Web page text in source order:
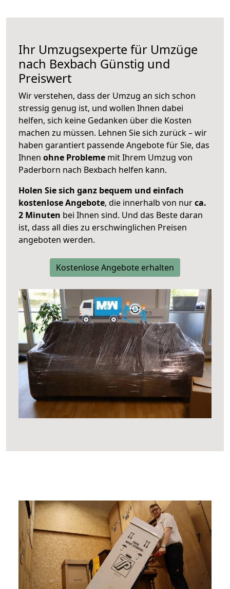
Ihr Umzugsexperte für Umzüge
nach Bexbach Günstig und
Preiswert
Wir verstehen, dass der Umzug an sich schon
stressig genug ist, und wollen Ihnen dabei
helfen, sich keine Gedanken über die Kosten
machen zu müssen. Lehnen Sie sich zurück – wir
haben garantiert passende Angebote für Sie, das
Ihnen ohne Probleme mit Ihrem Umzug von
Paderborn nach Bexbach helfen kann.
Holen Sie sich ganz bequem und einfach
kostenlose Angebote, die innerhalb von nurca.
2 Minuten bei Ihnen sind. Und das Beste daran
ist, dass all dies zu erschwinglichen Preisen
angeboten werden.
Kostenlose Angebote erhalten